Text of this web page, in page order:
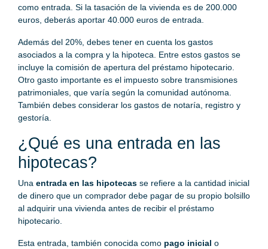
como entrada. Si la tasación de la vivienda es de 200.000
euros, deberás aportar 40.000 euros de entrada.
Además del 20%, debes tener en cuenta los gastos
asociados a la compra y la hipoteca. Entre estos gastos se
incluye la comisión de apertura del préstamo hipotecario.
Otro gasto importante es el impuesto sobre transmisiones
patrimoniales, que varía según la comunidad autónoma.
También debes considerar los gastos de notaría, registro y
gestoría.
¿Qué es una entrada en las
hipotecas?
Una entrada en las hipotecas se refiere a la cantidad inicial
de dinero que un comprador debe pagar de su propio bolsillo
al adquirir una vivienda antes de recibir el préstamo
hipotecario.
Esta entrada, también conocida como pago inicial o